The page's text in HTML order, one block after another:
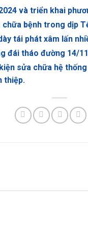
và triển khai
bệnh trong dịp
tái phát xâm lấn
đái tháo đường 14/
sửa chữa hệ
thiệp.